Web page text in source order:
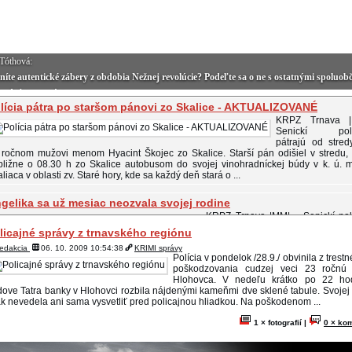
Tóthová:
na CIMBAL SHOW
pátra po staršom pánovi zo Skalice - AKTUALIZOVANÉ
KRPZ Trnava
Senickí
pátrajú od
mužovi menom Hyacint Škojec zo Skalice. Starší pán odišiel v stredu,
o 08.30 h zo Skalice autobusom do svojej vinohradníckej búdy v k. ú.
v oblasti zv. Staré hory, kde sa každý deň stará o ...
sa už mesiac neozvala svojej rodine
KRPZ Trnava |MM| Senickí
mladá žena naposledy komunikovala so svojimi blízkymi SMS-kami
mesiacom. Odvtedy nie je s rodinou v žiadnom kontakte. Angelika meria 157
postavy, váži 50 kg. Má modré oči, dlhé čierne vlasy. Ak ste ju niekde videli
je Eva?
pátraní po 14 ročnej Eve Šarkőziovej z Turej. Koncom marca
Nezvestná 14 ročná Eva Šarkőziová je asi 140 cm vysoká, štíhlej
správy z trnavského regiónu
06. 10. 2009 10:54:38 KRIMI správy
Polícia v pondelok /28.9./ obvinila z
poškodzovania cudzej veci 23
Hlohovca. V nedeľu krátko po 22
Tatra banky v Hlohovci rozbila nájdenými kameňmi dve sklené tabule. Svojej
nevedela ani sama vysvetliť pred policajnou hliadkou. Na poškodenom ...
1 × fotografií | 0 ×